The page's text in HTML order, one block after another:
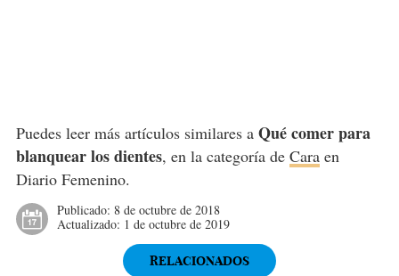
Puedes leer más artículos similares a Qué comer para
blanquear los dientes, en la categoría de Caraen
Diario Femenino.
Publicado: 8 de octubre de 2018
Actualizado: 1 de octubre de 2019
RELACIONADOS